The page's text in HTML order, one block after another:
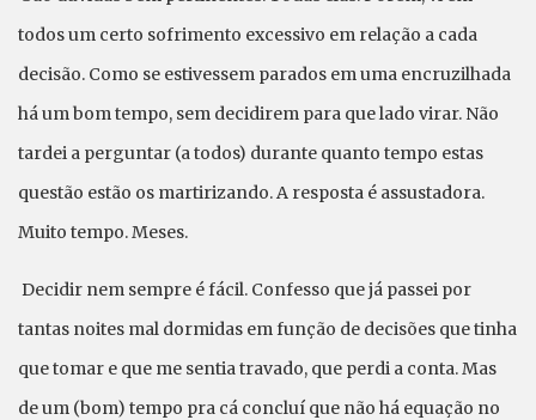
todos um certo sofrimento excessivo em relação a cada
decisão. Como se estivessem parados em uma encruzilhada
há um bom tempo, sem decidirem para que lado virar. Não
tardei a perguntar (a todos) durante quanto tempo estas
questão estão os martirizando. A resposta é assustadora.
Muito tempo. Meses.
Decidir nem sempre é fácil. Confesso que já passei por
tantas noites mal dormidas em função de decisões que tinha
que tomar e que me sentia travado, que perdi a conta. Mas
de um (bom) tempo pra cá concluí que não há equação no